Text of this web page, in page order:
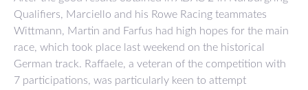
Qualifiers, Marciello and his Rowe Racing teammates
Wittmann, Martin and Farfus had high hopes for the main
race, which took place last weekend on the historical
German track. Raffaele, a veteran of the competition with
7 participations, was particularly keen to attempt